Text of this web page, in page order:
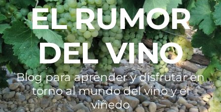
EL RUMOR
DEL VINO
Blog para aprender y disfrutar en
torno al mundo del vino y el
viñedo